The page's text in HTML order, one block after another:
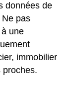
données de
Ne pas
une
immobilier
proches.